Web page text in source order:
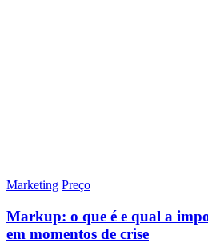
Marketing Preço
Markup: o que é e qual a
em momentos de crise